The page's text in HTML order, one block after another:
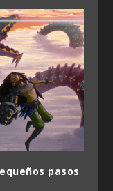
pasos